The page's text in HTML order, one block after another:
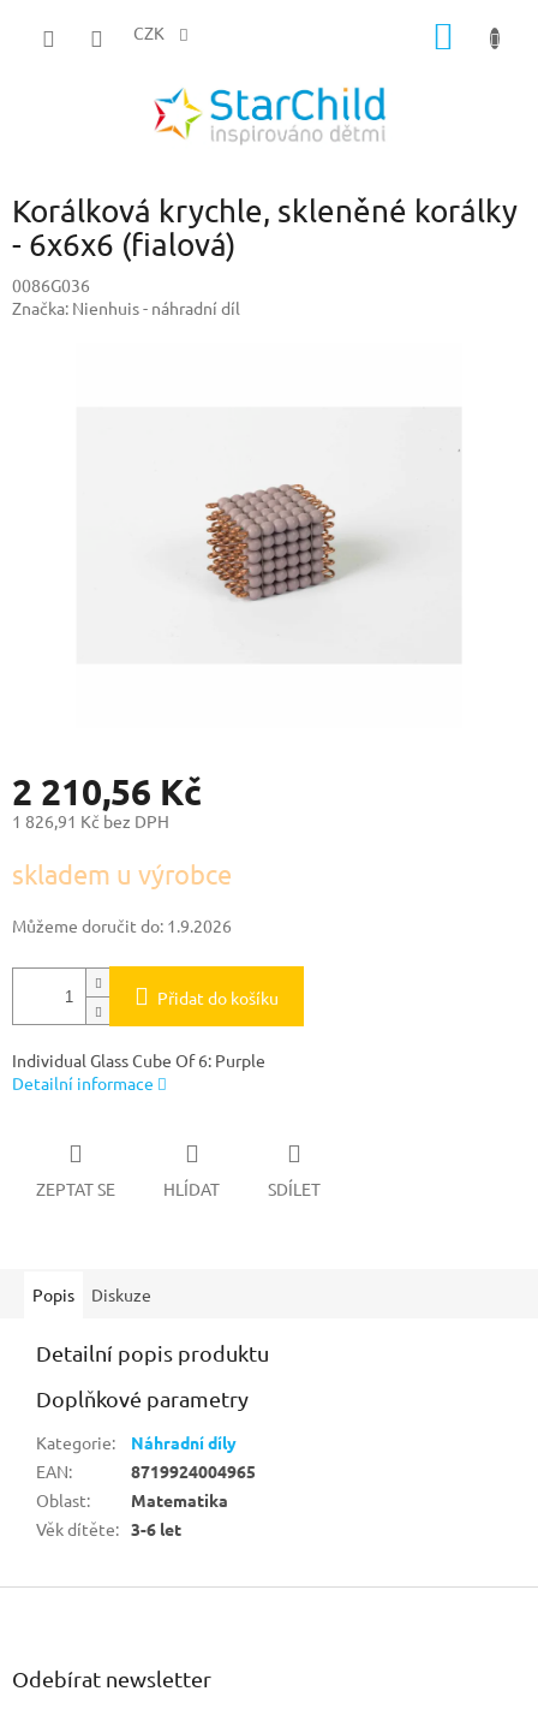
CZK
Korálková krychle, skleněné korálky
- 6x6x6 (fialová)
0086G036
Značka: Nienhuis - náhradní díl
2 210,56 Kč
1 826,91 Kč bez DPH
cena:
skladem u výrobce
Můžeme doručit do: 1.9.2026
Přidat do košíku
Individual Glass Cube Of 6: Purple
Detailní informace
ZEPTAT SE HLÍDAT SDÍLET
Popis Diskuze
Detailní popis produktu
Doplňkové parametry
Kategorie:
Náhradní díly
EAN:
8719924004965
Oblast:
Matematika
Věk dítěte: 3-6 let
Z
Odebírat newsletter